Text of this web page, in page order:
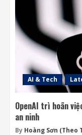
AI & Tech
OpenAI trì hoãn
an ninh
By Hoàng Sơn (Theo